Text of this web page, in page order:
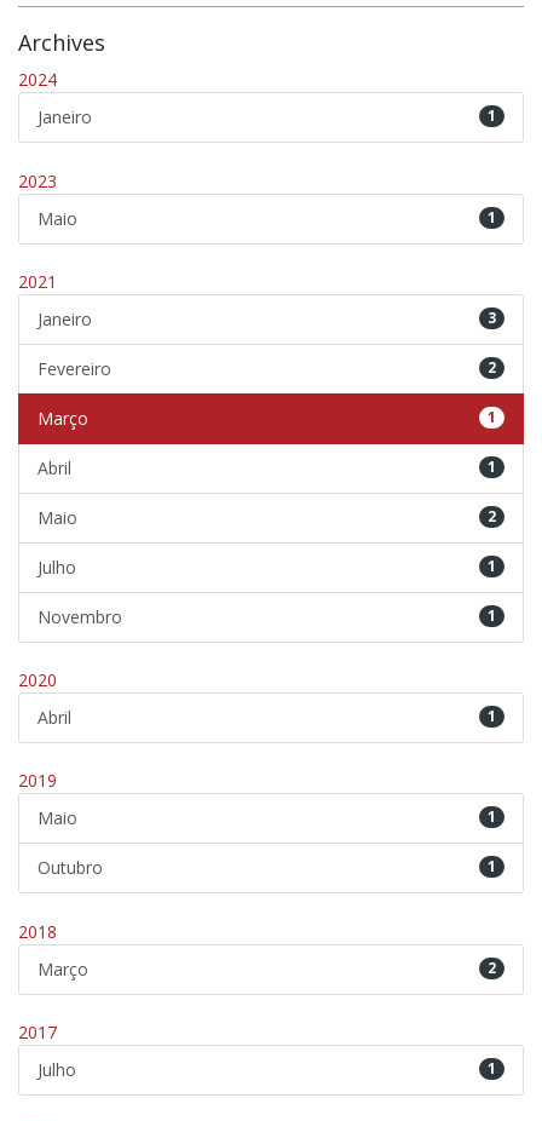
Archives
2024
1
Janeiro
2023
1
Maio
2021
3
Janeiro
2
Fevereiro
1
Março
1
Abril
2
Maio
1
Julho
1
Novembro
2020
1
Abril
2019
1
Maio
1
Outubro
2018
2
Março
2017
1
Julho